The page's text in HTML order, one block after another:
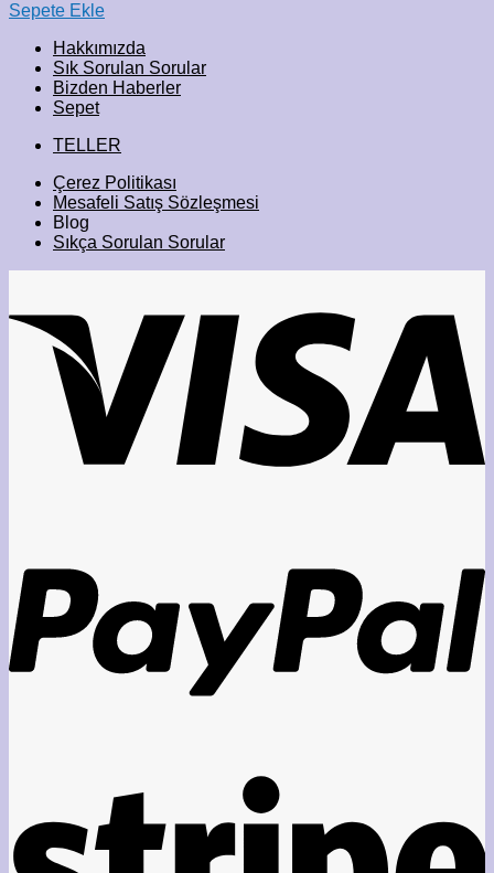
Sepete Ekle
Hakkımızda
Sık Sorulan Sorular
Bizden Haberler
Sepet
TELLER
Çerez Politikası
Mesafeli Satış Sözleşmesi
Blog
Sıkça Sorulan Sorular